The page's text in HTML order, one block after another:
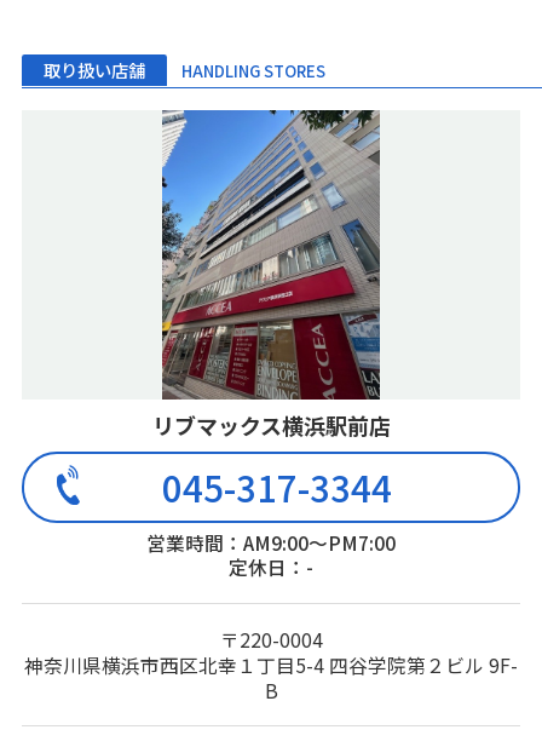
取り扱い店舗 HANDLING STORES
リブマックス横浜駅前店
045-317-3344
営業時間：AM9:00～PM7:00
定休日：-
〒220-0004
神奈川県横浜市西区北幸１丁目5-4 四谷学院第２ビル 9F-
B